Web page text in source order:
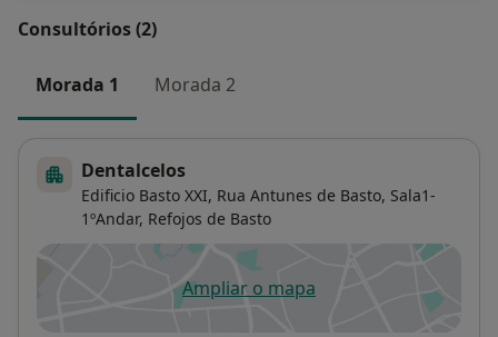
Consultórios (2)
Morada 1 Morada 2
Dentalcelos
Edificio Basto XXI, Rua Antunes de Basto, Sala1-
1ºAndar, Refojos de Basto
Ampliar o mapaabre num novo separador